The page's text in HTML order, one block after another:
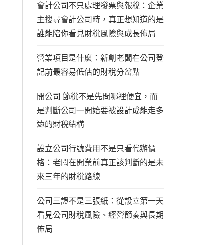
會計公司不只處理發票與報稅：企業
主搜尋會計公司時，真正想知道的是
誰能陪你看見財稅風險與成長佈局
營業項目是什麼：新創老闆在公司登
記前最容易低估的財稅分岔點
開公司 節稅不是先問哪裡便宜，而
是判斷公司一開始要被設計成能走多
遠的財稅結構
設立公司行號費用不是只看代辦價
格：老闆在開業前真正該判斷的是未
來三年的財稅路線
公司三證不是三張紙：從設立第一天
看見公司財稅風險、經營節奏與長期
佈局